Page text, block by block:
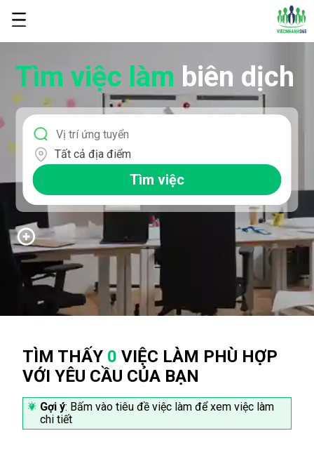
Tìm việc làm biên dịch
Tất cả địa điểm
Tìm việc
TÌM THẤY 0 VIỆC LÀM PHÙ HỢP
VỚI YÊU CẦU CỦA BẠN
Gợi ý: Bấm vào tiêu đề việc làm để xem việc làm
chi tiết